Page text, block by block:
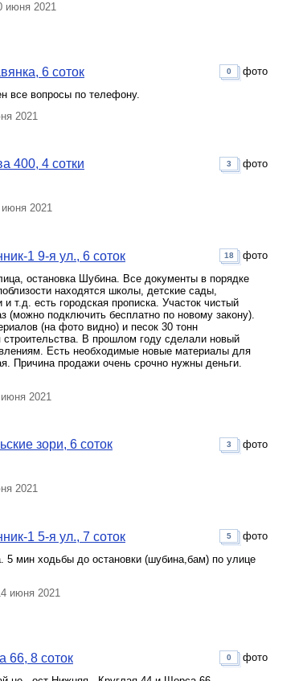
июня 2021
6 соток
все вопросы по телефону.
0 фото
2021
400, 4 сотки 3 фото
2021
1 9-я ул., 6 соток
остановка Шубина. Все документы в порядке
находятся школы, детские сады,
есть городская прописка. Участок чистый
(можно подключить бесплатно по новому закону).
(на фото видно) и песок 30 тонн
В прошлом году сделали новый
Есть необходимые новые материалы для
Причина продажи очень срочно нужны деньги.
18 фото
2021
зори, 6 соток 3 фото
2021
1 5-я ул., 7 соток
5 мин ходьбы до остановки (шубина,бам) по улице
5 фото
июня 2021
66, 8 соток 0 фото